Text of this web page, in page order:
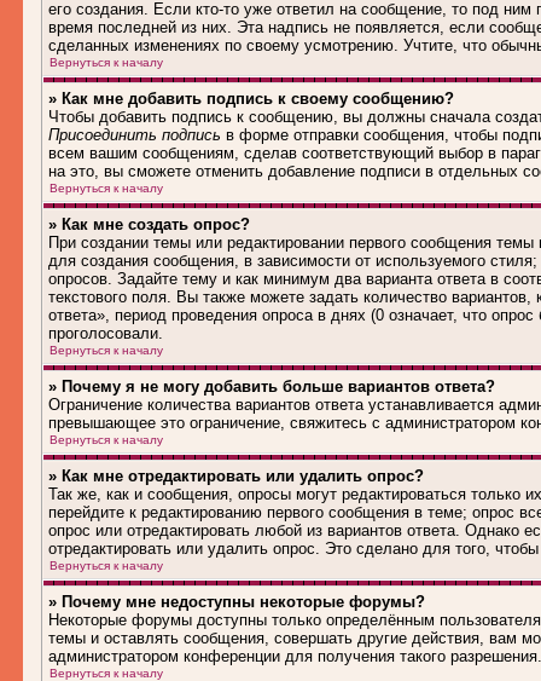
его создания. Если кто-то уже ответил на сообщение, то под
время последней из них. Эта надпись не появляется, если
сделанных изменениях по своему усмотрению. Учтите, что
Вернуться к началу
» Как мне добавить подпись к своему сообщению?
Чтобы добавить подпись к сообщению, вы должны сначала
Присоединить подпись в форме отправки сообщения, чтобы
всем вашим сообщениям, сделав соответствующий выбор в
на это, вы сможете отменить добавление подписи в отдельных
Вернуться к началу
» Как мне создать опрос?
При создании темы или редактировании первого сообщения
для создания сообщения, в зависимости от используемого
опросов. Задайте тему и как минимум два варианта ответа в
текстового поля. Вы также можете задать количество
ответа», период проведения опроса в днях (0 означает, что
проголосовали.
Вернуться к началу
» Почему я не могу добавить больше вариантов ответа?
Ограничение количества вариантов ответа устанавливается
превышающее это ограничение, свяжитесь с администратором
Вернуться к началу
» Как мне отредактировать или удалить опрос?
Так же, как и сообщения, опросы могут редактироваться только
перейдите к редактированию первого сообщения в теме; опрос
опрос или отредактировать любой из вариантов ответа. Однако
отредактировать или удалить опрос. Это сделано для того,
Вернуться к началу
» Почему мне недоступны некоторые форумы?
Некоторые форумы доступны только определённым
темы и оставлять сообщения, совершать другие действия, вам
администратором конференции для получения такого разрешения.
Вернуться к началу